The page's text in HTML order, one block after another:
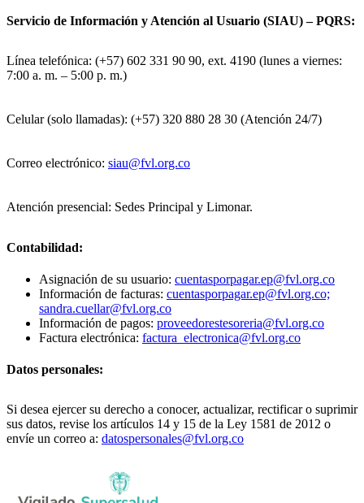
Servicio de Información y Atención al Usuario (SIAU) – PQRS:
Línea telefónica: (+57) 602 331 90 90, ext. 4190 (lunes a viernes:
7:00 a. m. – 5:00 p. m.)
Celular (solo llamadas): (+57) 320 880 28 30 (Atención 24/7)
Correo electrónico: siau@fvl.org.co
Atención presencial: Sedes Principal y Limonar.
Contabilidad:
Asignación de su usuario: cuentasporpagar.ep@fvl.org.co
Información de facturas: cuentasporpagar.ep@fvl.org.co;
sandra.cuellar@fvl.org.co
Información de pagos: proveedorestesoreria@fvl.org.co
Factura electrónica: factura_electronica@fvl.org.co
Datos personales:
Si desea ejercer su derecho a conocer, actualizar, rectificar o suprimir
sus datos, revise los artículos 14 y 15 de la Ley 1581 de 2012 o
envíe un correo a: datospersonales@fvl.org.co